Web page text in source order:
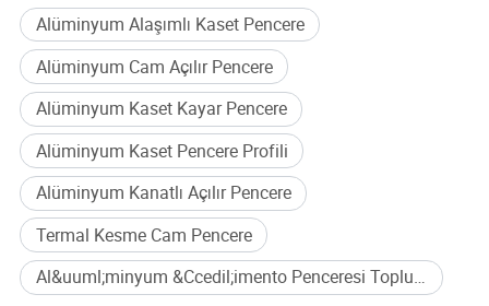
Şirket Profili
Alüminyum Alaşımlı Kaset Pencere
Alüminyum Cam Açılır Pencere
Alüminyum Kaset Kayar Pencere
Alüminyum Kaset Pencere Profili
Alüminyum Kanatlı Açılır Pencere
Termal Kesme Cam Pencere
Al&uuml;minyum &Ccedil;imento Penceresi Toplu satın alma